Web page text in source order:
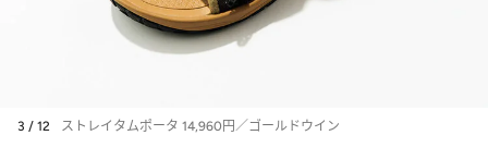
3 / 12 ストレイタムポータ 14,960円／ゴールドウイン